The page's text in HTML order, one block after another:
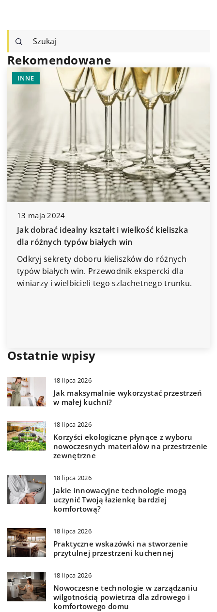
Rekomendowane
TECHNOLOGIE I GADŻETY DLA DOMU ZDROWY DOM
18 lipca 2026
Nowoczesne technologie w zarządzaniu
wilgotnością powietrza dla zdrowego i
komfortowego domu
Odkryj, jak nowoczesne technologie pomagają w
zarządzaniu wilgotnością powietrza, tworząc
Ostatnie wpisy
18 lipca 2026
Jak maksymalnie wykorzystać przestrzeń
w małej kuchni?
18 lipca 2026
Korzyści ekologiczne płynące z wyboru
nowoczesnych materiałów na przestrzenie
zewnętrzne
18 lipca 2026
Jakie innowacyjne technologie mogą
uczynić Twoją łazienkę bardziej
komfortową?
18 lipca 2026
Praktyczne wskazówki na stworzenie
przytulnej przestrzeni kuchennej
18 lipca 2026
Nowoczesne technologie w zarządzaniu
wilgotnością powietrza dla zdrowego i
komfortowego domu